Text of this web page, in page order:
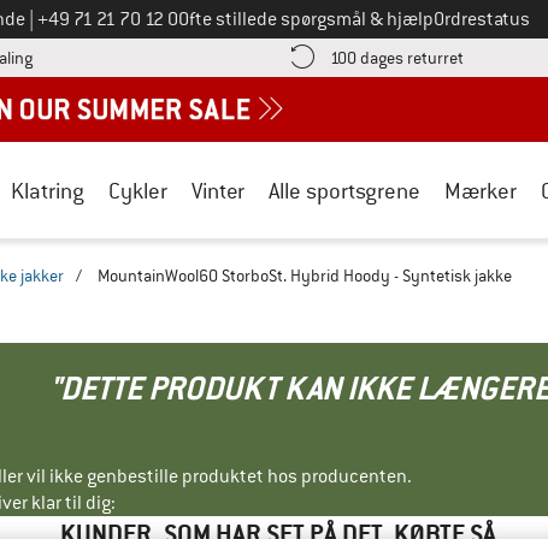
Ring til os på
+49 71 21 70 12 0Ofte stillede spørgsmål & hjælpOrdrestatus
Find betalingsoplysningerne her! Åbnes i en infoboks
100 dages returret Gå til
Klatring Cykler Vinter Alle sportsgrene Mærker
jakker / MountainWool60 StorboSt. Hybrid Hoody - Syntetisk jakke
"DETTE PRODUKT KAN IKKE
vil ikke genbestille produktet hos producenten.
klar til dig: